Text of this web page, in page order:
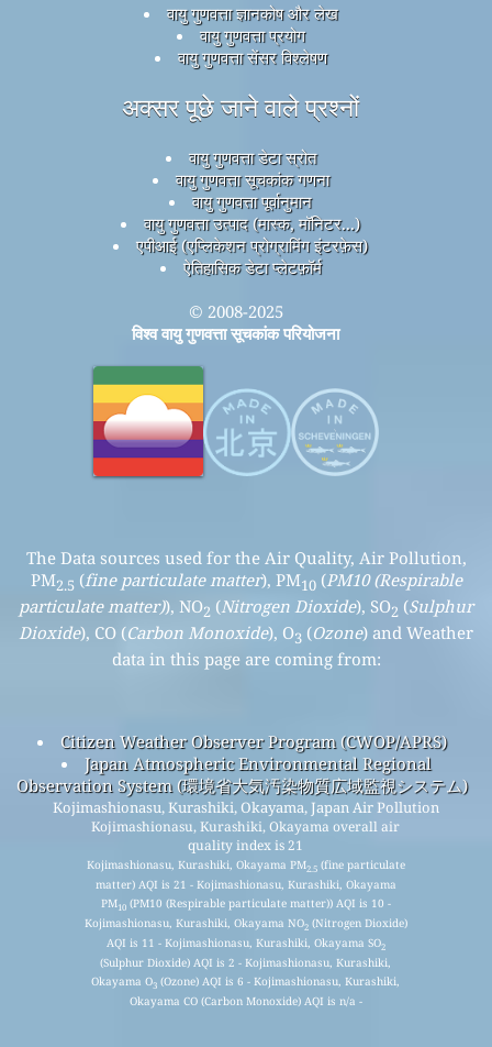
वायु गुणवत्ता ज्ञानकोष और लेख
वायु गुणवत्ता प्रयोग
वायु गुणवत्ता सेंसर विश्लेषण
अक्सर पूछे जाने वाले प्रश्नों
वायु गुणवत्ता डेटा स्रोत
वायु गुणवत्ता सूचकांक गणना
वायु गुणवत्ता पूर्वानुमान
वायु गुणवत्ता उत्पाद (मास्क, मॉनिटर...)
एपीआई (एप्लिकेशन प्रोग्रामिंग इंटरफ़ेस)
ऐतिहासिक डेटा प्लेटफ़ॉर्म
© 2008-2025
विश्व वायु गुणवत्ता सूचकांक परियोजना
The Data sources used for the Air Quality, Air Pollution,
PM2.5 (fine particulate matter), PM10(PM10 (Respirable
particulate matter)), NO2 (Nitrogen Dioxide), SO2 (Sulphur
Dioxide), CO (Carbon Monoxide), O3 (Ozone) and Weather
data in this page are coming from:
Citizen Weather Observer Program (CWOP/APRS)
Japan Atmospheric Environmental Regional
Observation System (環境省大気汚染物質広域監視システム)
Kojimashionasu, Kurashiki, Okayama, Japan Air Pollution
Kojimashionasu, Kurashiki, Okayama overall air
quality index is 21
Kojimashionasu, Kurashiki, Okayama PM2.5(fine particulate
matter) AQI is 21 - Kojimashionasu, Kurashiki, Okayama
PM10(PM10 (Respirable particulate matter)) AQI is 10 -
Kojimashionasu, Kurashiki, Okayama NO2(Nitrogen Dioxide)
AQI is 11 - Kojimashionasu, Kurashiki, Okayama SO2
(Sulphur Dioxide) AQI is 2 - Kojimashionasu, Kurashiki,
Okayama O3 (Ozone) AQI is 6 - Kojimashionasu, Kurashiki,
Okayama CO (Carbon Monoxide) AQI is n/a -